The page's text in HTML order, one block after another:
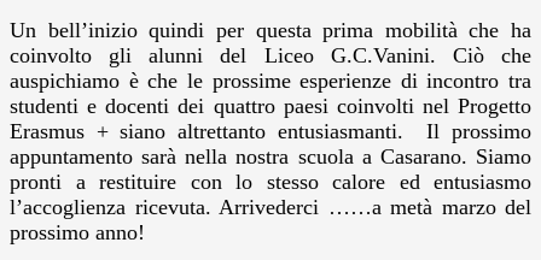
Un bell’inizio quindi per questa prima mobilità che ha
coinvolto gli alunni del Liceo G.C.Vanini. Ciò che
auspichiamo è che le prossime esperienze di incontro tra
studenti e docenti dei quattro paesi coinvolti nel Progetto
Erasmus + siano altrettanto entusiasmanti. Il prossimo
appuntamento sarà nella nostra scuola a Casarano. Siamo
pronti a restituire con lo stesso calore ed entusiasmo
l’accoglienza ricevuta. Arrivederci ……a metà marzo del
prossimo anno!